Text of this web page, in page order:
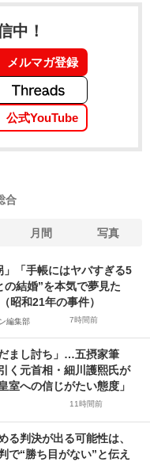
中！
メルマガ登録
公式YouTube
合
月間 写真
」「手帳にはヤバすぎる5
の結婚”を本気で夢見た
昭和21年の事件）
編集部 7時間前
まし討ち」…五摂家筆
く元首相・細川護熙氏が
室への信じがたい態度」
11時間前
る判決が出る可能性は、
で“勝ち目がない”と伝え